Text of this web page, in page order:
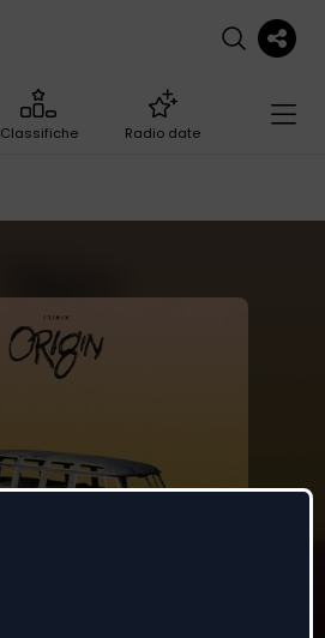
Classifiche Radio date